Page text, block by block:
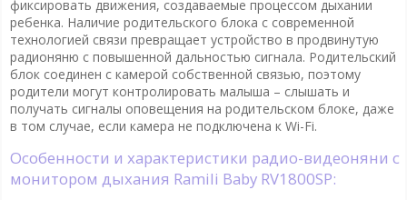
фиксировать движения, создаваемые процессом дыхании
ребенка. Наличие родительского блока с современной
технологией связи превращает устройство в продвинутую
радионяню с повышенной дальностью сигнала. Родительский
блок соединен с камерой собственной связью, поэтому
родители могут контролировать малыша – слышать и
получать сигналы оповещения на родительском блоке, даже
в том случае, если камера не подключена к Wi-Fi.
Особенности и характеристики радио-видеоняни с
монитором дыхания Ramili Baby RV1800SP: